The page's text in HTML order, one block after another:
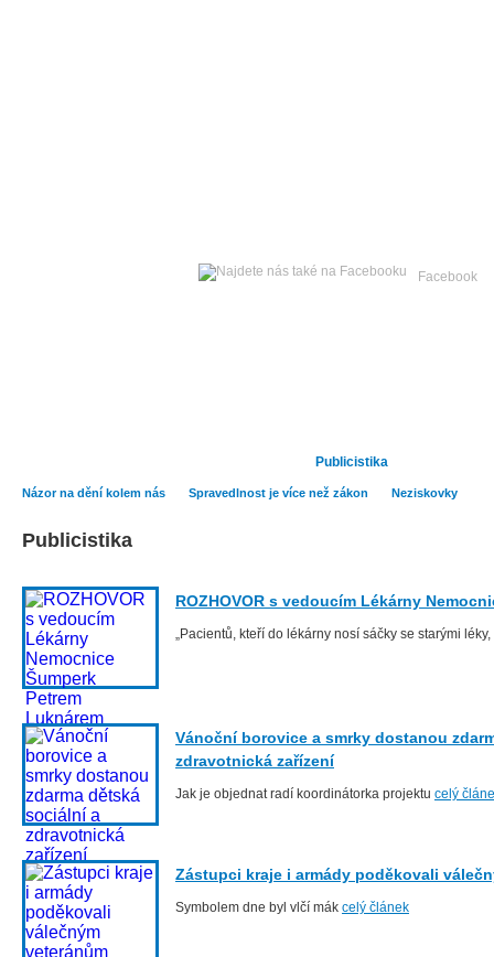
Facebook
Publicistika
Názor na dění kolem nás Spravedlnost je více než zákon Neziskovky
Publicistika
ROZHOVOR s vedoucím Lékárny
„Pacientů, kteří do lékárny nosí sáčky se starými
Vánoční borovice a smrky dostanou
zdravotnická zařízení
Jak je objednat radí koordinátorka projektu celý
Zástupci kraje i armády poděkovali
Symbolem dne byl vlčí mák celý článek